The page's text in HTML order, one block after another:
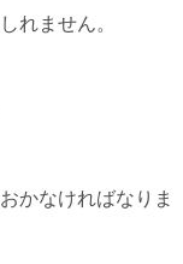
れません。
かなければなりま